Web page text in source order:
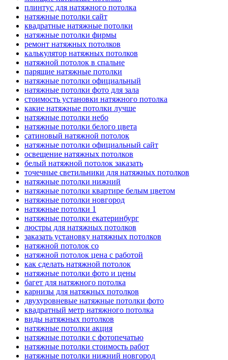
плинтус для натяжного потолка
натяжные потолки сайт
квадратные натяжные потолки
натяжные потолки фирмы
ремонт натяжных потолков
калькулятор натяжных потолков
натяжной потолок в спальне
парящие натяжные потолки
натяжные потолки официальный
натяжные потолки фото для зала
стоимость установки натяжного потолка
какие натяжные потолки лучше
натяжные потолки небо
натяжные потолки белого цвета
сатиновый натяжной потолок
натяжные потолки официальный сайт
освещение натяжных потолков
белый натяжной потолок заказать
точечные светильники для натяжных потолков
натяжные потолки нижний
натяжные потолки квартире белым цветом
натяжные потолки новгород
натяжные потолки 1
натяжные потолки екатеринбург
люстры для натяжных потолков
заказать установку натяжных потолков
натяжной потолок со
натяжной потолок цена с работой
как сделать натяжной потолок
натяжные потолки фото и цены
багет для натяжного потолка
карнизы для натяжных потолков
двухуровневые натяжные потолки фото
квадратный метр натяжного потолка
виды натяжных потолков
натяжные потолки акция
натяжные потолки с фотопечатью
натяжные потолки стоимость работ
натяжные потолки нижний новгород